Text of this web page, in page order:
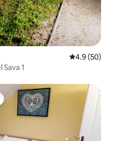
Calificación
4.9 (50)
Sava 1